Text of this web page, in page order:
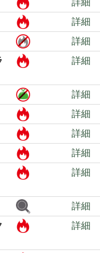
詳細
詳細
詳細
詳細
詳細
詳細
詳細
詳細
詳細
詳細
詳細